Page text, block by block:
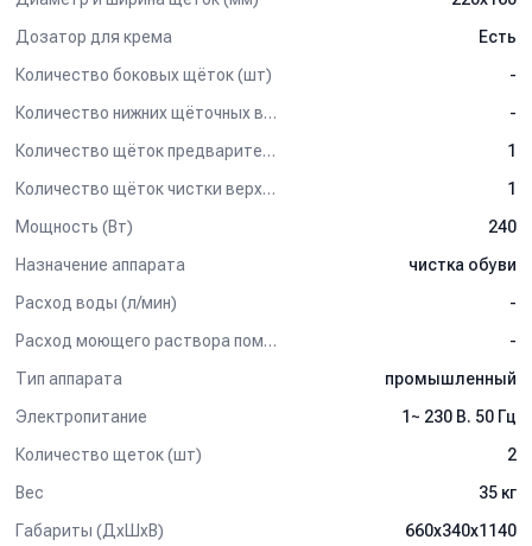
Дозатор для крема
Есть
Количество боковых щёток (шт)
-
Количество нижних щёточных валиков (шт)
-
Количество щёток предварительной очистки (шт)
1
Количество щёток чистки верха обуви (шт)
1
Мощность (Вт)
240
Назначение аппарата
чистка обуви
Расход воды (л/мин)
-
Расход моющего раствора помпой (л/мин)
-
Тип аппарата
промышленный
Электропитание
1~ 230 В. 50 Гц
Количество щеток (шт)
2
Вес
35 кг
Габариты (ДхШхВ)
660x340x1140